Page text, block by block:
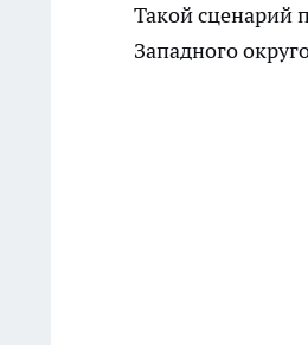
Такой сценарий
Западного